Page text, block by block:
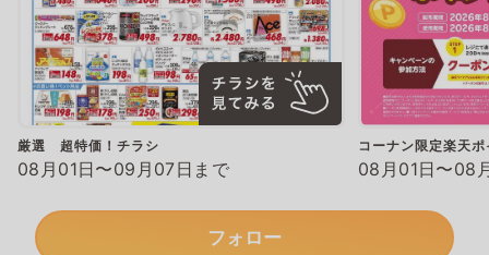
厳選 超特価！チラシ
08月01日〜09月07日まで
コーナン限定楽天
08月01日〜08
フォロー